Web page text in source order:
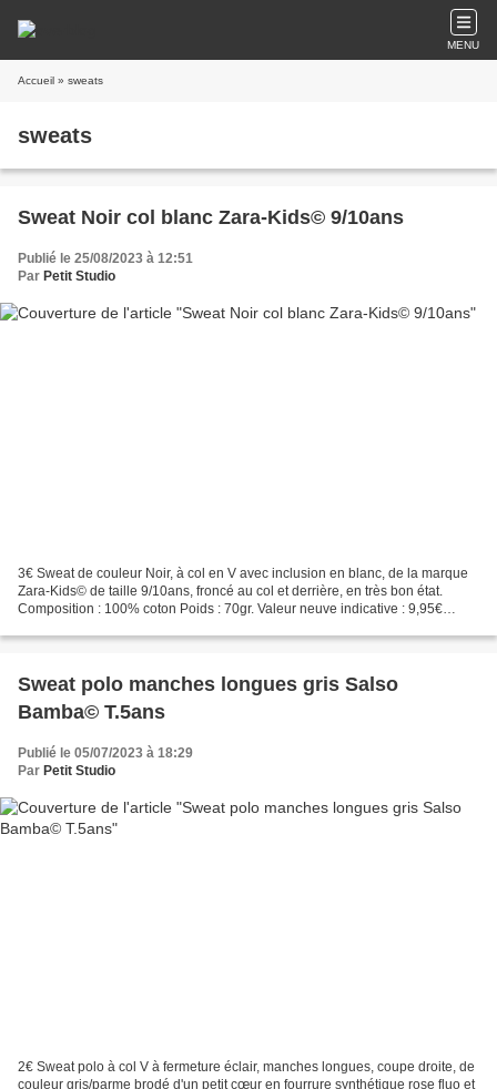
MENU
Accueil » sweats
sweats
Sweat Noir col blanc Zara-Kids© 9/10ans
Publié le 25/08/2023 à 12:51
Par Petit Studio
3€ Sweat de couleur Noir, à col en V avec inclusion en blanc, de la marque
Zara-Kids© de taille 9/10ans, froncé au col et derrière, en très bon état.
Composition : 100% coton Poids : 70gr. Valeur neuve indicative : 9,95€
Sweat polo manches longues gris Salso
Bamba© T.5ans
Publié le 05/07/2023 à 18:29
Par Petit Studio
2€ Sweat polo à col V à fermeture éclair, manches longues, coupe droite, de
couleur gris/parme brodé d'un petit cœur en fourrure synthétique rose fluo et